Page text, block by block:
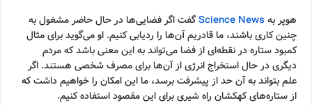
هوپر به Science Newsگفت اگر فضایی‌ها در حال حاضر مشغول به
چنین کاری باشند، ما قادریم آن‌ها را ردیابی کنیم. او می‌گوید برای مثال
کمبود ستاره در نقطه‌ای از فضا می‌تواند به این معنی باشد که مردم
دیگری در حال استخراج انرژی از آن‌ها برای مصرف شخصی هستند. اگر
علم بتواند به آن حد از پیشرفت برسد، ما این امکان را خواهیم داشت که
از ستاره‌های کهکشان راه شیری برای این مقصود استفاده کنیم.